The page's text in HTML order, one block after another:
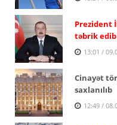
Prezident
təbrik edib
13:01 /
Cinayət
saxlanılıb
12:49 /